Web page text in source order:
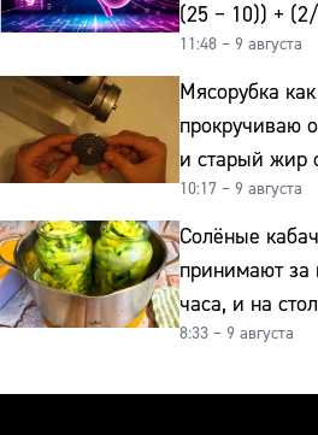
(25 − 10)) +
11:48 – 9 августа
Мясорубка
прокручиваю
и старый жир
10:17 – 9 августа
Солёные
принимают за
часа, и на
к картошке
8:33 – 9 августа